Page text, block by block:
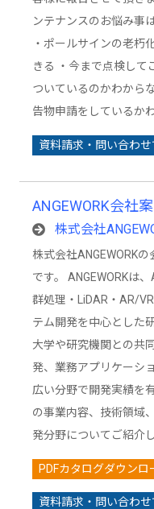
ンテナンスのお悩み事
・ポールサインの老朽
きる ・今まで点検して
ついているのかわから
告物申請をしているか
資料請求・問い合わ
ANGEWORK会社
株式会社
株式会社ANGEWORK
です。 ANGEWORKは
群処理・LiDAR・AR/
テム開発を中心とした
大学や研究機関との共
発、業務アプリケーシ
広い分野で開発実績を
の事業内容、技術領域
発分野についてご紹介
PDFカタログダウンロ
資料請求・問い合わ